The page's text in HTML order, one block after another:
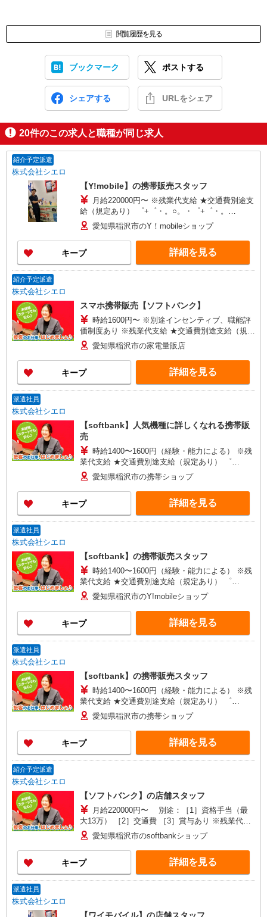
閲覧履歴を見る
ブックマーク ポストする
シェアする URLをシェア
20件のこの求人と職種が同じ求人
紹介予定派遣
株式会社シエロ
【Y!mobile】の携帯販売スタッフ
月給220000円〜 ※残業代支給 ★交通費別途支
給（規定あり） ゜+゜・。○。・゜+゜・。
○。・゜+゜ 入社祝い金10万円支給(規定有) お友達
を紹介頂くと, インセンティブ支給(規定有) ゜・。
○。・゜+゜・。○。・゜+゜
愛知県稲沢市のY！mobileショップ
キープ 詳細を見る
紹介予定派遣
株式会社シエロ
スマホ携帯販売【ソフトバンク】
時給1600円〜 ※別途インセンティブ、職能評
価制度あり ※残業代支給 ★交通費別途支給（規定
あり） ゜+゜・。○。・゜+゜・。○。・゜+゜ 入
社祝い金10万円支給(規定有) お友達を紹介頂くと,
インセンティブ支給(規定有) ★月2回払い・週払い
可能（規程有）★ ゜・。○。・゜+゜・。○。・゜
+゜
愛知県稲沢市の家電量販店
キープ 詳細を見る
派遣社員
株式会社シエロ
【softbank】人気機種に詳しくなれる携帯販
売
時給1400〜1600円（経験・能力による） ※残
業代支給 ★交通費別途支給（規定あり） ゜
+゜・。○。・゜+゜・。○。・゜+゜ 入社祝い金10
万円支給(規定有) お友達を紹介頂くと, インセンテ
ィブ支給(規定有) ★月2回払い・週払い可能（規程
有）★ ゜・。○。・゜+゜・。○。・゜+゜
愛知県稲沢市の携帯ショップ
キープ 詳細を見る
派遣社員
株式会社シエロ
【softbank】の携帯販売スタッフ
時給1400〜1600円（経験・能力による） ※残
業代支給 ★交通費別途支給（規定あり） ゜
+゜・。○。・゜+゜・。○。・゜+゜ 入社祝い金10
万円支給(規定有) お友達を紹介頂くと, インセンテ
ィブ支給(規定有) ★月2回払い・週払い可能（規程
有）★ ゜・。○。・゜+゜・。○。・゜+゜
愛知県稲沢市のY!mobileショップ
キープ 詳細を見る
派遣社員
株式会社シエロ
【softbank】の携帯販売スタッフ
時給1400〜1600円（経験・能力による） ※残
業代支給 ★交通費別途支給（規定あり） ゜
+゜・。○。・゜+゜・。○。・゜+゜ 入社祝い金10
万円支給(規定有) お友達を紹介頂くと, インセンテ
ィブ支給(規定有) ★月2回払い・週払い可能（規程
有）★ ゜・。○。・゜+゜・。○。・゜+゜
愛知県稲沢市の携帯ショップ
キープ 詳細を見る
紹介予定派遣
株式会社シエロ
【ソフトバンク】の店舗スタッフ
月給220000円〜 別途：［1］資格手当（最
大13万） ［2］交通費 ［3］賞与あり ※残業代支
給 ★交通費別途支給（規定あり） ゜+゜・。
○。・゜+゜・。○。・゜+゜ 入社祝い金10万円支
給(規定有) お友達を紹介頂くと, インセンティブ支
給(規定有) ゜・。○。・゜+゜・。○。・゜+゜
愛知県稲沢市のsoftbankショップ
キープ 詳細を見る
派遣社員
株式会社シエロ